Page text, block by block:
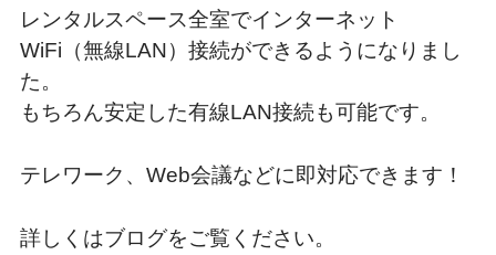
レンタルスペース全室でインターネット
WiFi（無線LAN）接続ができるようになりまし
た。
もちろん安定した有線LAN接続も可能です。
テレワーク、Web会議などに即対応できます！
詳しくはブログをご覧ください。